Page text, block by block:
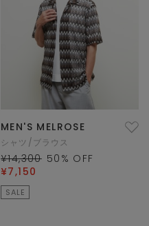
MEN'S MELROSE
シャツ/ブラウス
¥14,300 50 % OFF
¥7,150
SALE